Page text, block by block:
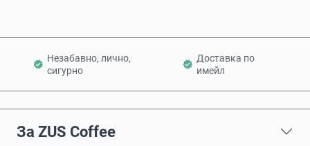
Незабавно, лично,
сигурно
Доставка по
имейл
За ZUS Coffee